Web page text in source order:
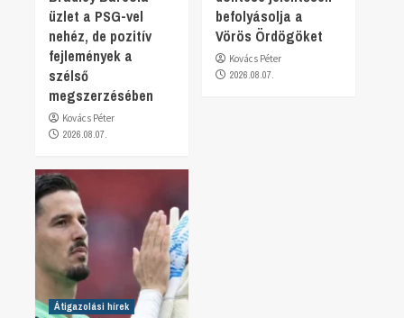
üzlet a PSG-vel
nehéz, de pozitív
fejlemények a
szélső
megszerzésében
Kovács Péter
2026.08.07.
befolyásolja a
Vörös Ördögöket
Kovács Péter
2026.08.07.
Átigazolási hírek